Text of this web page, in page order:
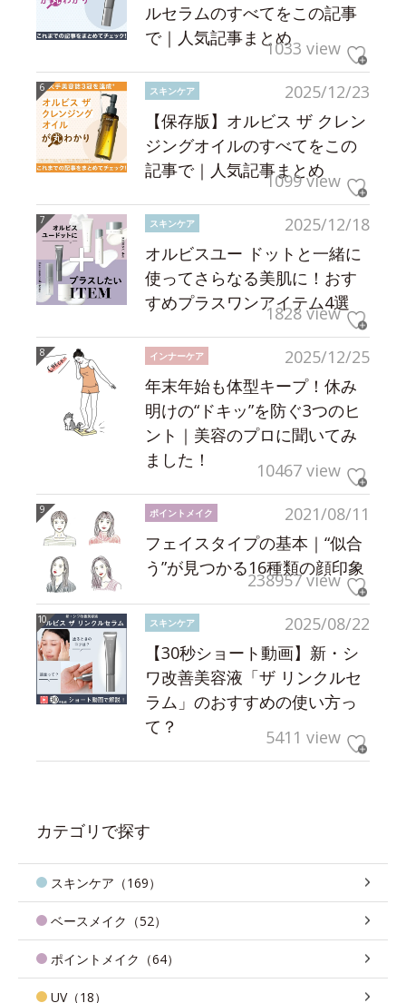
ルセラムのすべてをこの記事
で｜人気記事まとめ1033 view
2025/12/23
スキンケア
【保存版】オルビス ザ クレン
ジングオイルのすべてをこの
記事で｜人気記事まとめ
1099 view
2025/12/18
スキンケア
オルビスユー ドットと一緒に
使ってさらなる美肌に！おす
すめプラスワンアイテム4選
1828 view
2025/12/25
インナーケア
年末年始も体型キープ！休み
明けの“ドキッ”を防ぐ3つのヒ
ント｜美容のプロに聞いてみ
ました！
10467 view
2021/08/11
ポイントメイク
フェイスタイプの基本｜“似合
う”が見つかる16種類の顔印象
238957 view
2025/08/22
スキンケア
【30秒ショート動画】新・シ
ワ改善美容液「ザ リンクルセ
ラム」のおすすめの使い方っ
て？
5411 view
カテゴリで探す
スキンケア（169）
ベースメイク（52）
ポイントメイク（64）
UV（18）